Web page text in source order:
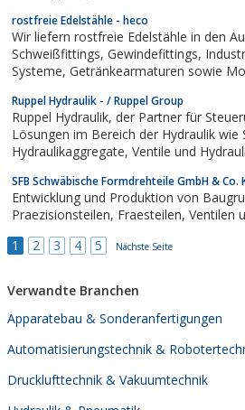
rostfreie Edelstähle - heco
Wir liefern rostfreie Edelstähle in den
Schweißfittings, Gewindefittings, Industriearmaturen, Flansche,
Systeme, Getränkearmaturen sowie Montagematerial
Ruppel Hydraulik - / Ruppel Group
Ruppel Hydraulik, der Partner für Steuerungstechnik. Wir bieten
Lösungen im Bereich der Hydraulik wie
Hydraulikaggregate, Ventile und
SFB Schwäbische Formdrehteile GmbH & Co.
Entwicklung und Produktion von Baugruppen,
Praezisionsteilen,
1
2 3 4 5 Nächste Seite
Verwandte Branchen
Apparatebau & Sonderanfertigungen
Automatisierungstechnik &
Drucklufttechnik & Vakuumtechnik